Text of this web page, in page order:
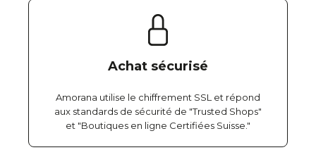
Achat sécurisé
Amorana utilise le chiffrement SSL et répond
aux standards de sécurité de "Trusted Shops"
et "Boutiques en ligne Certifiées Suisse."